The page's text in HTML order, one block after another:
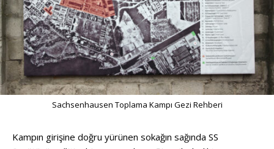
Sachsenhausen Toplama Kampı Gezi Rehberi
Kampın girişine doğru yürünen sokağın sağında SS